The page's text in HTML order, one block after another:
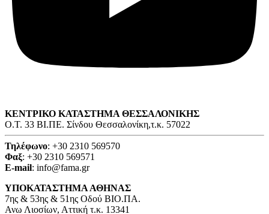
ΚΕΝΤΡΙΚΟ ΚΑΤΑΣΤΗΜΑ ΘΕΣΣΑΛΟΝΙΚΗΣ
O.T. 33 ΒΙ.ΠΕ. Σίνδου Θεσσαλονίκη,τ.κ. 57022
Τηλέφωνο: +30 2310 569570
Φαξ: +30 2310 569571
E-mail: info@fama.gr
ΥΠΟΚΑΤΑΣΤΗΜΑ ΑΘΗΝΑΣ
7ης & 53ης & 51ης Οδού ΒΙΟ.ΠΑ.
Ανω Λιοσίων, Αττική τ.κ. 13341